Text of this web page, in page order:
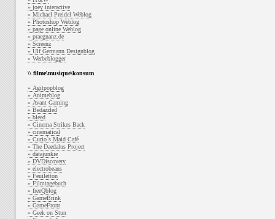
» joey interactive
» Michael Preidel Weblog
» Photoshop Weblog
» page online Weblog
» praegnanz.de
» Screenz
» Ulf Germann Designblog
» Werbeblogger
\\ filme\musique\konsum
» Agitpopblog
» Animeblog
» Avant Gaming
» Bedazzled
» bleed
» Cinema Strikes Back
» cinematical
» Curio`s Maid Café
» The Daedalus Project
» datajunkie
» DVDiscovery
» electrobeans
» Feuiletton
» Filmtagebuch
» freeQblog
» GameBrink
» GameFront
» Geek on Stun